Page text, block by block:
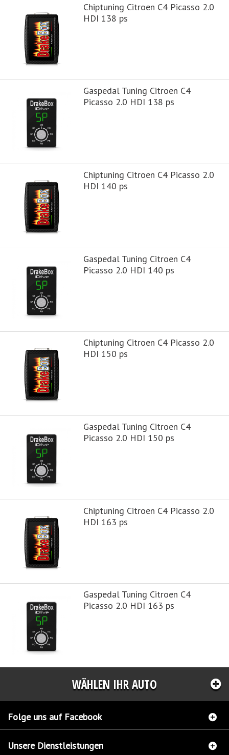
Chiptuning Citroen C4 Picasso 2.0
HDI 138 ps
Gaspedal Tuning Citroen C4
Picasso 2.0 HDI 138 ps
Chiptuning Citroen C4 Picasso 2.0
HDI 140 ps
Gaspedal Tuning Citroen C4
Picasso 2.0 HDI 140 ps
Chiptuning Citroen C4 Picasso 2.0
HDI 150 ps
Gaspedal Tuning Citroen C4
Picasso 2.0 HDI 150 ps
Chiptuning Citroen C4 Picasso 2.0
HDI 163 ps
Gaspedal Tuning Citroen C4
Picasso 2.0 HDI 163 ps
WÄHLEN IHR AUTO
Folge uns auf Facebook
Unsere Dienstleistungen